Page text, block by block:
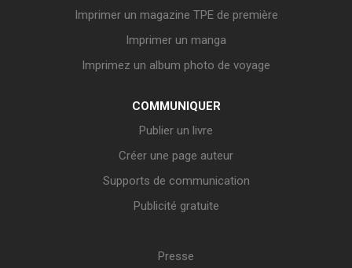
Imprimer un magazine TPE de première
Imprimer un manga
Imprimez un album photo de voyage
COMMUNIQUER
Publier un livre
Créer une page auteur
Supports de communication
Publicité gratuite
Presse